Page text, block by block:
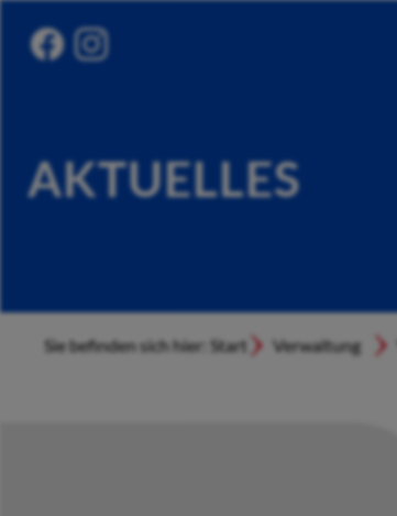
AKTUELLES
Sie befinden sich hier: Start Verwaltung